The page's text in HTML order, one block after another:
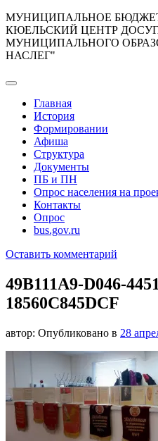
Перейти
к
содержимому
МУНИЦИПАЛЬНОЕ
КЮЕЛЬСКИЙ ЦЕНТР
МУНИЦИПАЛЬНОГО
НАСЛЕГ"
Главная
История
Формировании
Афиша
Структура
Документы
ПБ и ПН
Опрос населения на
Контакты
Опрос
bus.gov.ru
Оставить комментарий
D046-
4451-
85FD-
49B111A9-D046-
18560C845DCF
автор: Опубликовано в 28